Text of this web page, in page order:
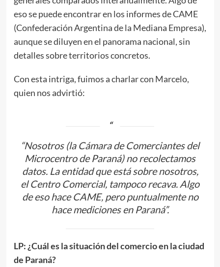
eso se puede encontrar en los informes de CAME
(Confederación Argentina de la Mediana Empresa),
aunque se diluyen en el panorama nacional, sin
detalles sobre territorios concretos.
Con esta intriga, fuimos a charlar con Marcelo,
quien nos advirtió:
“Nosotros (la Cámara de Comerciantes del
Microcentro de Paraná) no recolectamos
datos. La entidad que está sobre nosotros,
el Centro Comercial, tampoco recava. Algo
de eso hace CAME, pero puntualmente no
hace mediciones en Paraná”.
LP: ¿Cuál es la situación del comercio en la ciudad
de Paraná?